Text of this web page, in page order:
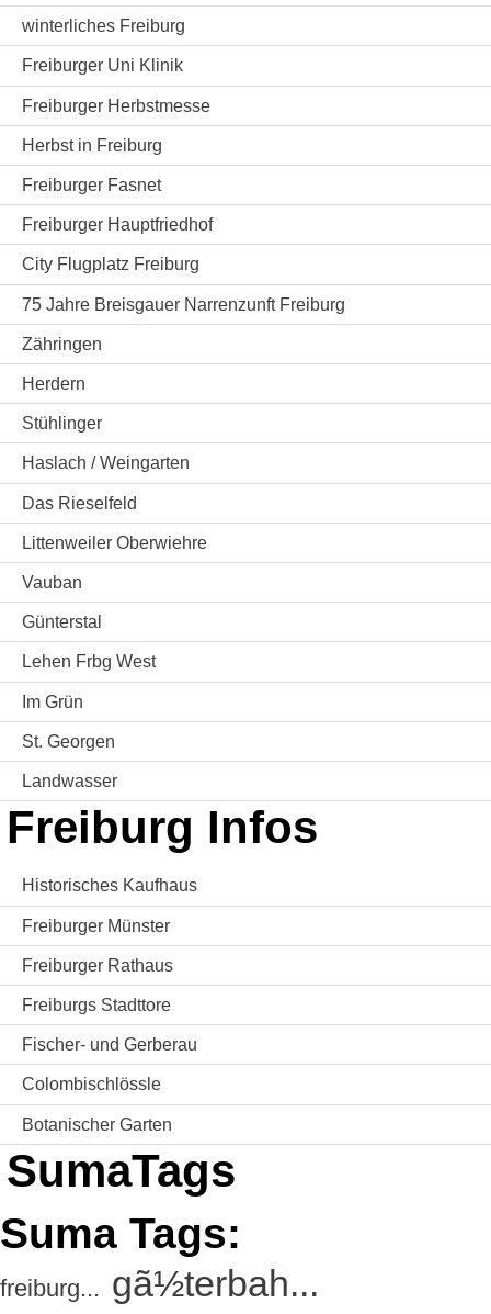
winterliches Freiburg
Freiburger Uni Klinik
Freiburger Herbstmesse
Herbst in Freiburg
Freiburger Fasnet
Freiburger Hauptfriedhof
City Flugplatz Freiburg
75 Jahre Breisgauer Narrenzunft Freiburg
Zähringen
Herdern
Stühlinger
Haslach / Weingarten
Das Rieselfeld
Littenweiler Oberwiehre
Vauban
Günterstal
Lehen Frbg West
Im Grün
St. Georgen
Landwasser
Freiburg Infos
Historisches Kaufhaus
Freiburger Münster
Freiburger Rathaus
Freiburgs Stadttore
Fischer- und Gerberau
Colombischlössle
Botanischer Garten
SumaTags
Suma Tags:
freiburg... gã½terbah...